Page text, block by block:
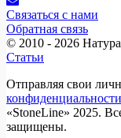
Связаться с нами
Обратная связь
© 2010 - 2026
Статьи
Отправляя свои
«StoneLine» 2025.
защищены.